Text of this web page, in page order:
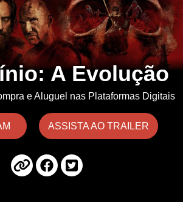
A Evolução
e Aluguel nas Plataformas Digitais
ASSISTA AO TRAILER